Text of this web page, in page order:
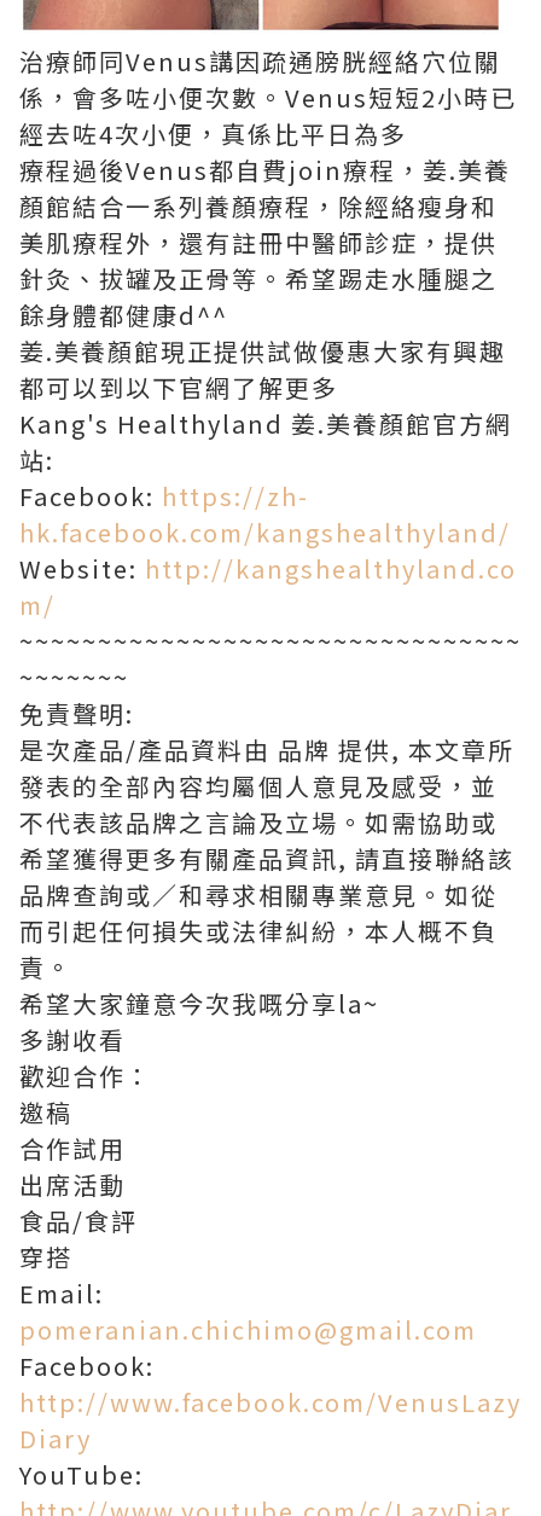
治療師同Venus講因疏通膀胱經絡穴位關
係，會多咗小便次數。Venus短短2小時已
經去咗4次小便，真係比平日為多
療程過後Venus都自費join療程，姜.美養
顏館結合一系列養顏療程，除經絡瘦身和
美肌療程外，還有註冊中醫師診症，提供
針灸、拔罐及正骨等。希望踢走水腫腿之
餘身體都健康d^^
姜.美養顏館現正提供試做優惠大家有興趣
都可以到以下官網了解更多
Kang's Healthyland 姜.美養顏館官方網
站:
Facebook: https://zh-
hk.facebook.com/kangshealthyland/
Website: http://kangshealthyland.co
m/
~~~~~~~~~~~~~~~~~~~~~~~~~~~~~~~~
~~~~~~~
免責聲明:
是次產品/產品資料由 品牌 提供, 本文章所
發表的全部內容均屬個人意見及感受，並
不代表該品牌之言論及立場。如需協助或
希望獲得更多有關產品資訊, 請直接聯絡該
品牌查詢或∕和尋求相關專業意見。如從
而引起任何損失或法律糾紛，本人概不負
責。
希望大家鐘意今次我嘅分享la~
多謝收看
歡迎合作：
邀稿
合作試用
出席活動
食品/食評
穿搭
Email:
pomeranian.chichimo@gmail.com
Facebook:
http://www.facebook.com/VenusLazy
Diary
YouTube: